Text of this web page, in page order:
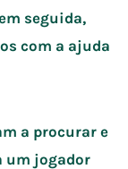
seguida,
com a ajuda
a procurar e
um jogador